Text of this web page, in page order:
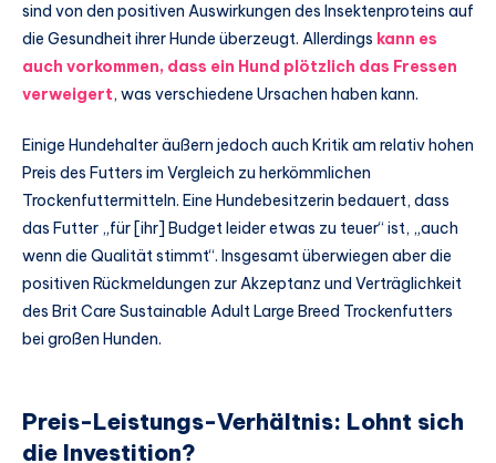
sind von den positiven Auswirkungen des Insektenproteins auf
die Gesundheit ihrer Hunde überzeugt. Allerdings kann es
auch vorkommen, dass ein Hund plötzlich das Fressen
verweigert, was verschiedene Ursachen haben kann.
Einige Hundehalter äußern jedoch auch Kritik am relativ hohen
Preis des Futters im Vergleich zu herkömmlichen
Trockenfuttermitteln. Eine Hundebesitzerin bedauert, dass
das Futter „für [ihr] Budget leider etwas zu teuer“ ist, „auch
wenn die Qualität stimmt“. Insgesamt überwiegen aber die
positiven Rückmeldungen zur Akzeptanz und Verträglichkeit
des Brit Care Sustainable Adult Large Breed Trockenfutters
bei großen Hunden.
Preis-Leistungs-Verhältnis: Lohnt sich
die Investition?